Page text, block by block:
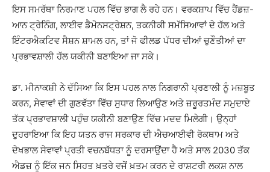
ਇਸ ਸਮਰੱਥਾ ਨਿਰਮਾਣ ਪਹਲ ਵਿੱਚ ਭਾਗ ਲੈ ਰਹੇ ਹਨ। ਵਰਕਸ਼ਾਪ ਵਿੱਚ ਹੈਂਡਜ਼-
ਆਨ ਟ੍ਰੇਨਿੰਗ, ਲਾਈਵ ਡੈਮੋਨਸਟ੍ਰੇਸ਼ਨ, ਤਕਨੀਕੀ ਸਮੱਸਿਆਵਾਂ ਦੇ ਹੱਲ ਅਤੇ
ਇੰਟਰਐਕਟਿਵ ਸੈਸ਼ਨ ਸ਼ਾਮਲ ਹਨ, ਤਾਂ ਜੋ ਫੀਲਡ ਪੱਧਰ ਦੀਆਂ ਚੁਣੌਤੀਆਂ ਦਾ
ਪ੍ਰਭਾਵਸ਼ਾਲੀ ਹੱਲ ਯਕੀਨੀ ਬਣਾਇਆ ਜਾ ਸਕੇ।
ਡਾ. ਮੀਨਾਕਸ਼ੀ ਨੇ ਦੱਸਿਆ ਕਿ ਇਸ ਪਹਲ ਨਾਲ ਨਿਗਰਾਨੀ ਪ੍ਰਣਾਲੀ ਨੂੰ ਮਜ਼ਬੂਤ
ਕਰਨ, ਸੇਵਾਵਾਂ ਦੀ ਗੁਣਵੱਤਾ ਵਿੱਚ ਸੁਧਾਰ ਲਿਆਉਣ ਅਤੇ ਜ਼ਰੂਰਤਮੰਦ ਸਮੁਦਾਏ
ਤੱਕ ਪ੍ਰਭਾਵਸ਼ਾਲੀ ਪਹੁੰਚ ਯਕੀਨੀ ਬਣਾਉਣ ਵਿੱਚ ਮਦਦ ਮਿਲੇਗੀ। ਉਨ੍ਹਾਂ
ਦੁਹਰਾਇਆ ਕਿ ਇਹ ਯਤਨ ਰਾਜ ਸਰਕਾਰ ਦੀ ਐਚਆਈਵੀ ਰੋਕਥਾਮ ਅਤੇ
ਦੇਖਭਾਲ ਸੇਵਾਵਾਂ ਪ੍ਰਤੀ ਵਚਨਬੱਧਤਾ ਨੂੰ ਦਰਸਾਉਂਦਾ ਹੈ ਅਤੇ ਸਾਲ 2030 ਤੱਕ
ਐਡਜ਼ ਨੂੰ ਇੱਕ ਜਨ ਸਿਹਤ ਖ਼ਤਰੇ ਵਜੋਂ ਖ਼ਤਮ ਕਰਨ ਦੇ ਰਾਸ਼ਟਰੀ ਲਕਸ਼ ਨਾਲ